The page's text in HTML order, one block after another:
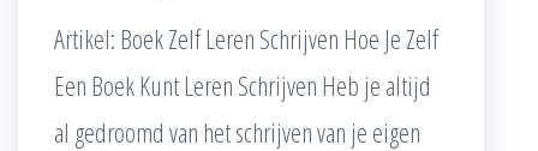
Artikel: Boek Zelf Leren Schrijven Hoe Je Zelf
Een Boek Kunt Leren Schrijven Heb je altijd
al gedroomd van het schrijven van je eigen